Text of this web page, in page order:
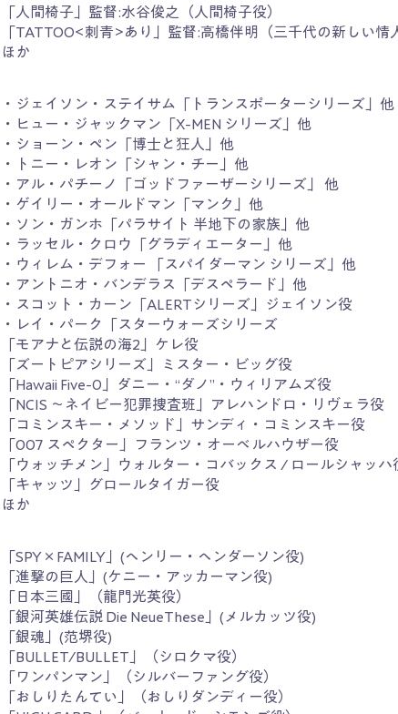
「人間椅子」監督:水谷俊之（人間椅子役）
「TATTOO<刺青>あり」監督:高橋伴明（三千代の新しい情
ほか
・ジェイソン・ステイサム「トランスポーターシリーズ」他
・ヒュー・ジャックマン「X-MEN シリーズ」他
・ショーン・ペン「博士と狂人」他
・トニー・レオン「シャン・チー」他
・アル・パチーノ「ゴッドファーザーシリーズ」 他
・ゲイリー・オールドマン「マンク」他
・ソン・ガンホ「パラサイト 半地下の家族」他
・ラッセル・クロウ「グラディエーター」他
・ウィレム・デフォー 「スパイダーマン シリーズ」他
・アントニオ・バンデラス「デスペラード」他
・スコット・カーン「ALERTシリーズ」ジェイソン役
・レイ・パーク「スターウォーズシリーズ
「モアナと伝説の海2」ケレ役
「ズートピアシリーズ」ミスター・ビッグ役
「Hawaii Five-0」ダニー・“ダノ”・ウィリアムズ役
「NCIS 〜ネイビー犯罪捜査班」アレハンドロ・リヴェラ役
「コミンスキー・メソッド」サンディ・コミンスキー役
「007 スペクター」フランツ・オーベルハウザー役
「ウォッチメン」ウォルター・コバックス / ロールシャッハ
「キャッツ」グロールタイガー役
ほか
「SPY×FAMILY」(ヘンリー・ヘンダーソン役)
「進撃の巨人」(ケニー・アッカーマン役)
「日本三國」（龍門光英役）
「銀河英雄伝説 Die NeueThese」(メルカッツ役)
「銀魂」(范堺役)
「BULLET/BULLET」（シロクマ役）
「ワンパンマン」（シルバーファング役）
「おしりたんてい」（おしりダンディー役）